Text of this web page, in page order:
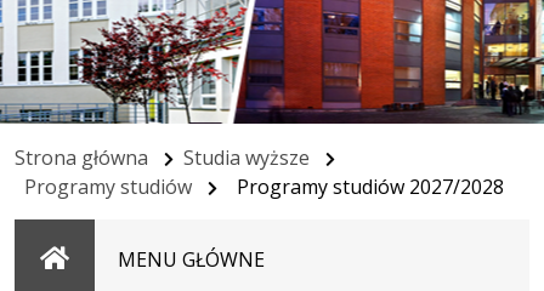
Strona główna
Studia wyższe
Programy studiów
Programy studiów 2027/2028
StronaMENU GŁÓWNE